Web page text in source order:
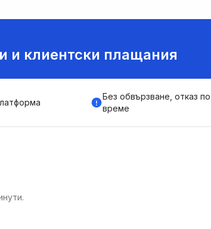
и клиентски плащания
Без обвързване, отказ
време